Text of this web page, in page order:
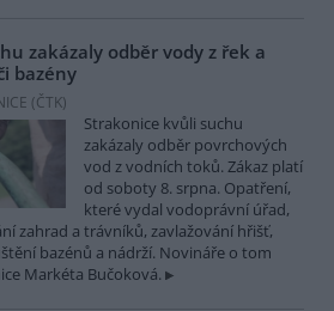
zakázaly odběr vody z řek a
bazény
(ČTK)
Strakonice kvůli suchu
zakázaly odběr povrchových
vod z vodních toků. Zákaz platí
od soboty 8. srpna. Opatření,
které vydal vodoprávní úřad,
zahrad a trávníků, zavlažování hřišť,
bazénů a nádrží. Novináře o tom
Markéta Bučoková.